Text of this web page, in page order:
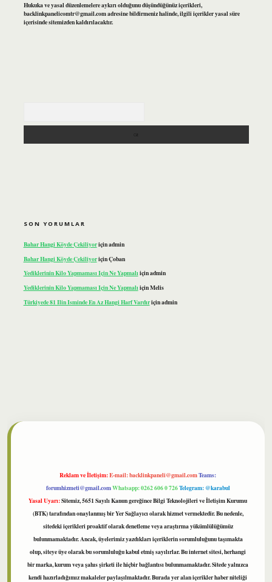
Hukuka ve yasal düzenlemelere aykırı olduğunu düşündüğünüz içerikleri,
backlinkpanelicomtr@gmail.comadresine bildirmeniz halinde, ilgili içerikler yasal süre
içerisinde sitemizden kaldırılacaktır.
SON YORUMLAR
Bahar Hangi Köyde Çekiliyoriçinadmin
Bahar Hangi Köyde ÇekiliyoriçinÇoban
Yediklerinin Kilo Yapmaması Için Ne Yapmalıiçinadmin
Yediklerinin Kilo Yapmaması Için Ne YapmalıiçinMelis
Türkiyede 81 Ilin Isminde En Az Hangi Harf Vardıriçinadmin
Reklam ve İletişim:E-mail:backlinkpaneli@gmail.comTeams:
forumhizmeti@gmail.comWhatsapp: 0262 606 0 726Telegram: @karabul
Yasal Uyarı:Sitemiz, 5651 Sayılı Kanun gereğince Bilgi Teknolojileri ve İletişim Kurumu
(BTK) tarafından onaylanmış bir Yer Sağlayıcı olarak hizmet vermektedir. Bu nedenle,
sitedeki içerikleri proaktif olarak denetleme veya araştırma yükümlülüğümüz
bulunmamaktadır. Ancak, üyelerimiz yazdıkları içeriklerin sorumluluğunu taşımakta
olup, siteye üye olarak bu sorumluluğu kabul etmiş sayılırlar. Bu internet sitesi, herhangi
bir marka, kurum veya şahıs şirketi ile hiçbir bağlantısı bulunmamaktadır. Sitede yalnızca
kendi hazırladığımız makaleler paylaşılmaktadır. Burada yer alan içerikler haber niteliği